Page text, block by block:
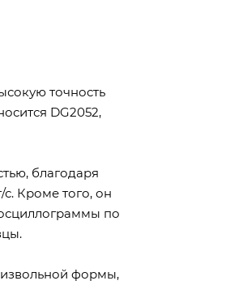
точность
DG2052,
благодаря
Кроме того, он
по
формы,